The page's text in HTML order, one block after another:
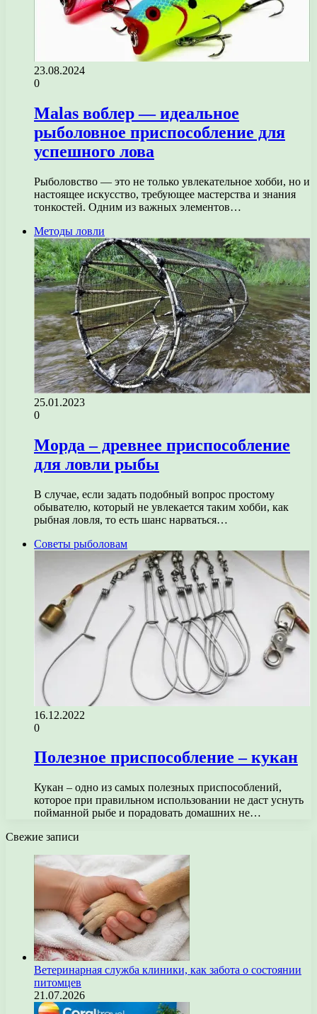
23.08.2024
0
Malas воблер — идеальное
рыболовное приспособление для
успешного лова
Рыболовство — это не только увлекательное хобби, но и
настоящее искусство, требующее мастерства и знания
тонкостей. Одним из важных элементов…
Методы ловли
25.01.2023
0
Морда – древнее приспособление
для ловли рыбы
В случае, если задать подобный вопрос простому
обывателю, который не увлекается таким хобби, как
рыбная ловля, то есть шанс нарваться…
Советы рыболовам
16.12.2022
0
Полезное приспособление – кукан
Кукан – одно из самых полезных приспособлений,
которое при правильном использовании не даст уснуть
пойманной рыбе и порадовать домашних не…
Свежие записи
Ветеринарная служба клиники, как забота о состоянии
питомцев
21.07.2026